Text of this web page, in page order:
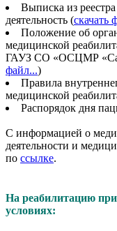
Выписка из
деятельность (скачать
Положение об
медицинской
ГАУЗ СО «ОСЦМР
файл...)
Правила
медицинской
Распорядок дня
С информацией о
деятельности и
по ссылке.
На реабилитацию
условиях: